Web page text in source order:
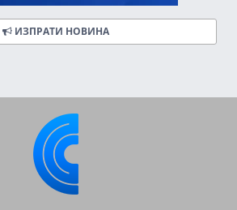
ИЗПРАТИ НОВИНА